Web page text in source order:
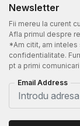
Newsletter
Fii mereu la curent
Afla primul despre
*Am citit, am inteles
confidentialitate.
pt a primi
Email Address